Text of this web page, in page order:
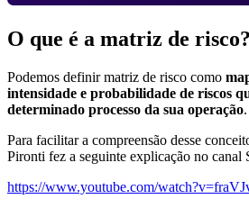
O que é a matriz de risco?
Podemos definir matriz de risco como
intensidade e probabilidade de riscos
determinado processo da sua operação.
Para facilitar a compreensão desse
Pironti fez a seguinte explicação no canal
https://www.youtube.com/